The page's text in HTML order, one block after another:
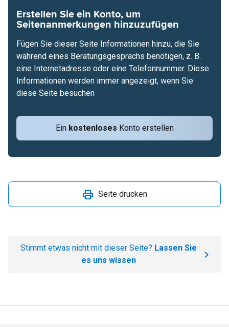
Erstellen Sie ein Konto, um
Seitenanmerkungen hinzuzufügen
Ein kostenloses Konto erstellen
Fügen Sie dieser Seite Informationen hinzu, die Sie
während eines Beratungsgesprächs benötigen, z. B.
eine Internetadresse oder eine Telefonnummer. Diese
Informationen werden immer angezeigt, wenn Sie
diese Seite besuchen
Seite drucken
Stimmt etwas nicht mit dieser Seite? Lassen Sie
es uns wissen